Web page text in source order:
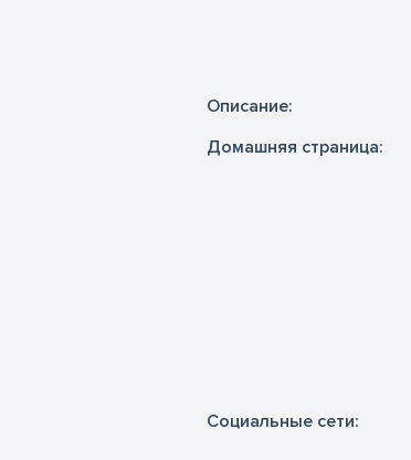
Oписание:
Домашняя страница:
Социальные сети: